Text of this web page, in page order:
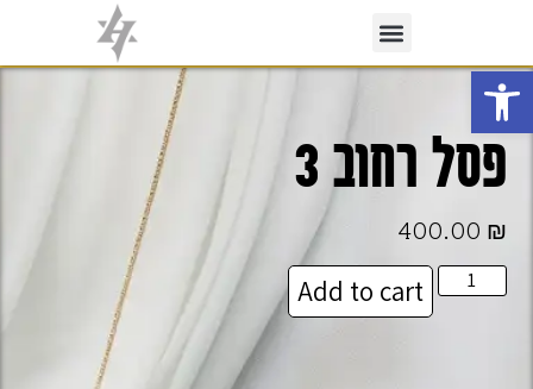
פתח סרגל נגישות
פסל רחוב 3
400.00 ₪
Add to cart